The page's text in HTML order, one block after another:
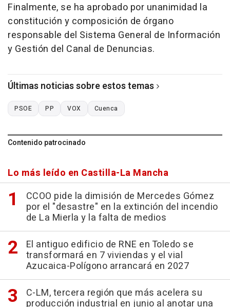
Finalmente, se ha aprobado por unanimidad la
constitución y composición de órgano
responsable del Sistema General de Información
y Gestión del Canal de Denuncias.
Últimas noticias sobre estos temas
PSOE PP VOX Cuenca
Contenido patrocinado
Lo más leído en Castilla-La Mancha
CCOO pide la dimisión de Mercedes Gómez
por el "desastre" en la extinción del incendio
de La Mierla y la falta de medios
El antiguo edificio de RNE en Toledo se
transformará en 7 viviendas y el vial
Azucaica-Polígono arrancará en 2027
C-LM, tercera región que más acelera su
producción industrial en junio al anotar una